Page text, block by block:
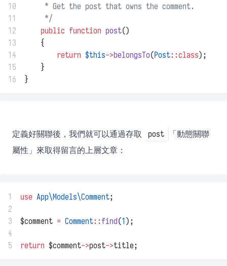
10
     * Get the post that owns the comment.
11
     */
12
public function post()
13
    {
14
return $this->belongsTo(Post::class);
15
    }
16
}
定義好關聯後，我們就可以通過存取 post
「動態關聯
屬性」來取得留言的上層文章：
1 use App\Models\Comment;
2
3
$comment = Comment::find(1);
4
5
return $comment->post->title;